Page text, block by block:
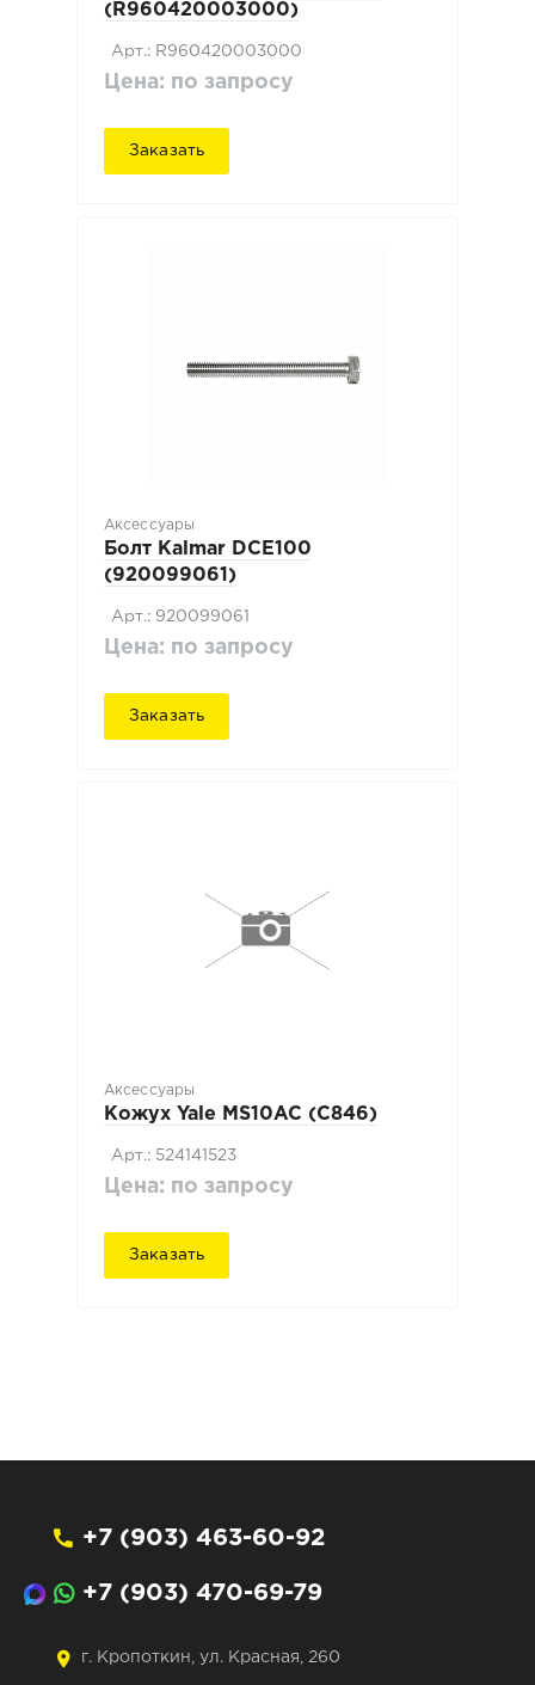
(R960420003000)
Арт.: R960420003000
Цена: по запросу
Заказать
Аксессуары
Болт Kalmar DCE100
(920099061)
Арт.: 920099061
Цена: по запросу
Заказать
Аксессуары
Кожух Yale MS10AC (C846)
Арт.: 524141523
Цена: по запросу
Заказать
+7 (903) 463-60-92
+7 (903) 470-69-79
г. Кропоткин, ул. Красная, 260